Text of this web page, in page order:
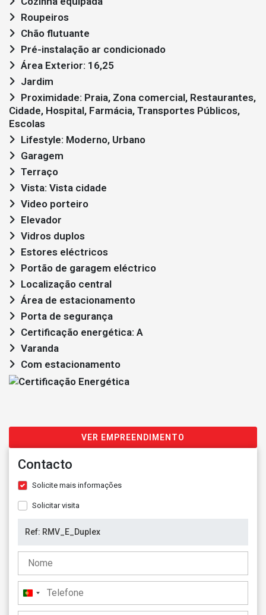
Roupeiros
Chão flutuante
Pré-instalação ar condicionado
Área Exterior: 16,25
Jardim
Cidade, Hospital, Farmácia, Transportes Públicos,
Escolas
Lifestyle: Moderno, Urbano
Garagem
Terraço
Vista: Vista cidade
Video porteiro
Elevador
Vidros duplos
Estores eléctricos
Portão de garagem eléctrico
Localização central
Área de estacionamento
Porta de segurança
Certificação energética: A
Varanda
Com estacionamento
VER EMPREENDIMENTO
Contacto
Solicite mais informações
Solicitar visita
Portugal
+351